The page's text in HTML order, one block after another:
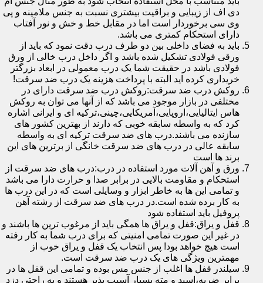
دی اف از زیبایی و براقیت بیشتری نسبت به جنس ملامینه و پی
وی سی برخوردار است اما در مقابل خط و خش و نور آفتاب
دارای استحکام کمتری می باشد.
باید به فضای داخلی بین دو طرف درب دقت نمود که باید از
ورقی فولادی تشکیل شده باشد و اگر داخل درب خالی از ورق
فولادی باشد در حقیقت شما یک درب معمولی در ابعاد بزرگتر
خریداری کرده اید البته با پرداخت هزینه یک درب ضد سرقت!
روکش درب ضد سرقت:روکش درب ضد سرقت دارای در
مختلفی در بازار موجود می باشد که از آنها می توان به روکش
هاس ایتالیایی،اروپایی،آمریکایی،چینی،ترکیه ای و ایرانی اشاره
کرد که به واسطه سابقه خوبی که دارند از بهترین کشور های
سازنده می باشند.درب های ضد سرقت ترکیه ای به واسطه
سابقه عالی در درب های ضد سرقت خانگی از برترین های این
برند ها است
ورق و آهن آلات مورد استفاده در درب:درب های ضد سرقت از
استحکام و مقاومت بالایی در برابر صدا و حرارت دارا می باشد
و تمامی این ها به خاطر ابزار و وسایلی است که در این درب ها
به کار برده شده است.در درب های ضد سرقت از رشته آهن
پروفیل باید استفاده شود
قفل و یراق:قفل و یراق ها همگی باید از مرغوب ترین ها باشند و
در غیر این صورت تمامی امنیتی که برای درب شما به کار رفته
است هیچ خواهد بود! پس انتخاب یک قفل و یراق خوب از
مهمترین ویژگی های یک درب ضد سرقت است.
سیلندر قفل ها اغلب از جنس مس بوده و تمامی این قفل ها در
برابر ضربه،اسید و مته بسیار آسیب پذیر هستند و به راحتی دزد